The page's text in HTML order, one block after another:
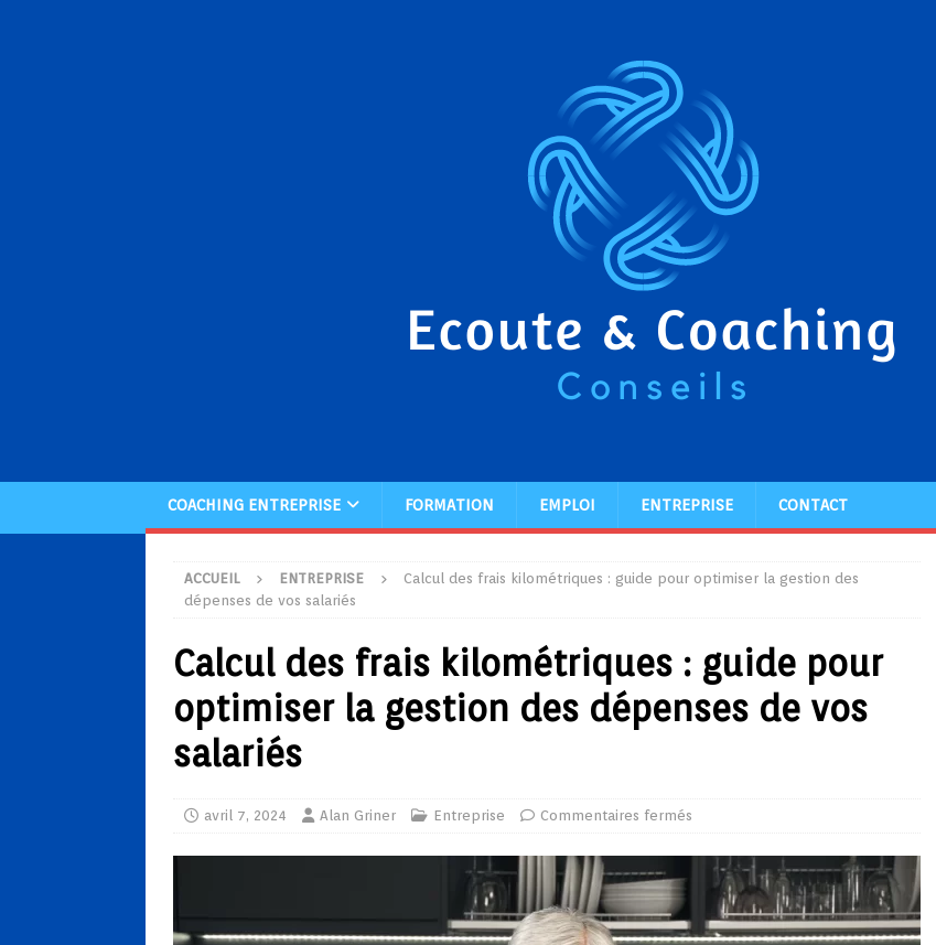
COACHING ENTREPRISE FORMATION EMPLOI ENTREPRISE CONTACT
ACCUEIL ENTREPRISE
Calcul des frais kilométriques : guide pour optimiser la gestion des
dépenses de vos salariés
Calcul des frais kilométriques : guide pour
optimiser la gestion des dépenses de vos
salariés
avril 7, 2024 Alan Griner Entreprise Commentaires fermés